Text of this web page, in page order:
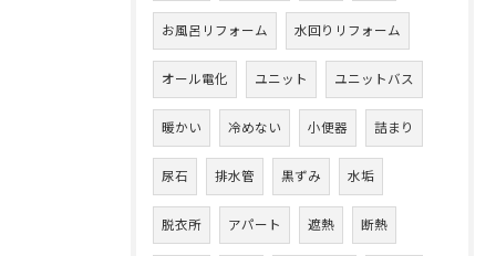
お風呂リフォーム 水回りリフォーム
オール電化 ユニット ユニットバス
暖かい 冷めない 小便器 詰まり
尿石 排水管 黒ずみ 水垢
脱衣所 アパート 遮熱 断熱